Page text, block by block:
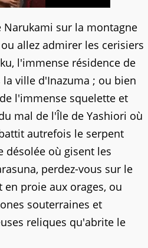
Narukami sur la montagne
allez admirer les cerisiers
l'immense résidence de
la ville d'Inazuma ; ou bien
l'immense squelette et
mal de l'Île de Yashiori où
autrefois le serpent
désolée où gisent les
perdez-vous sur le
proie aux orages, ou
souterraines et
reliques qu'abrite le